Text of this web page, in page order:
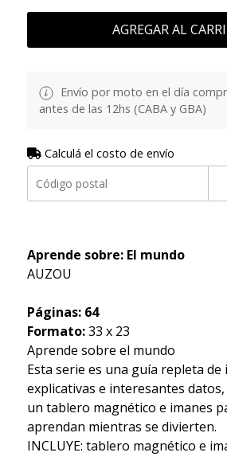
AGREGAR AL
Envío por moto en el día
antes de las 12hs (CABA y GBA)
Calculá el costo de envío
Aprende sobre: El mundo
AUZOU
Páginas: 64
Formato:33 x 23
Aprende sobre el mundo
Esta serie es una guía repleta
explicativas e interesantes
un tablero magnético e imanes
aprendan mientras se divierten.
INCLUYE: tablero magnético e